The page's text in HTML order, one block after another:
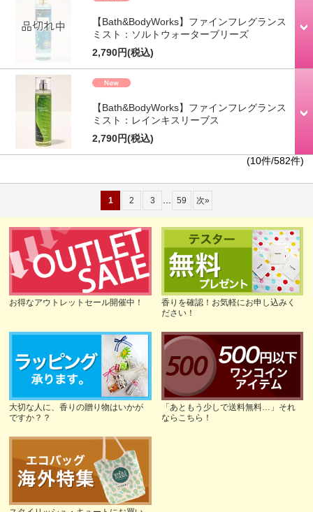
【Bath&BodyWorks】ファインフレグランス
ミスト：ソルトウォーターブリーズ
2,790円(税込)
【Bath&BodyWorks】ファインフレグランス
ミスト：レインキスリーブス
2,790円(税込)
(10件/582件)
1 2 3 ... 59 次»
お得なアウトレットセール開催中！
香りを確認！お気軽にお申し込みく
ださい！
大切な人に、香りの贈り物はいかが
ですか？？
「あともう少しで送料無料…」それ
ならこちら！